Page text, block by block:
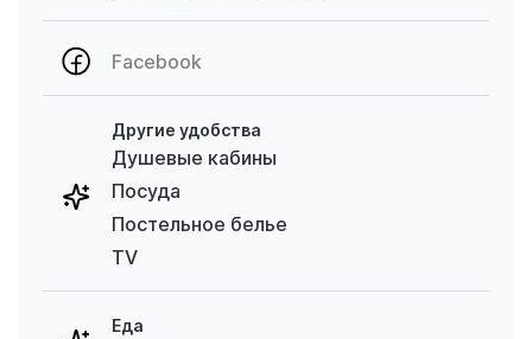
Facebook
Другие удобства
Душевые кабины
Посуда
Постельное белье
TV
Еда